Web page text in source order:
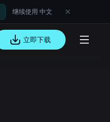
继续使用 中文
立即下载